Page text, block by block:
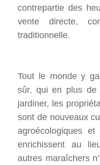
contrepartie des
vente directe,
traditionnelle.
Tout le monde y
sûr, qui en plus de
jardiner, les
sont de nouveaux
agroécologiques
enrichissent au
autres maraîchers